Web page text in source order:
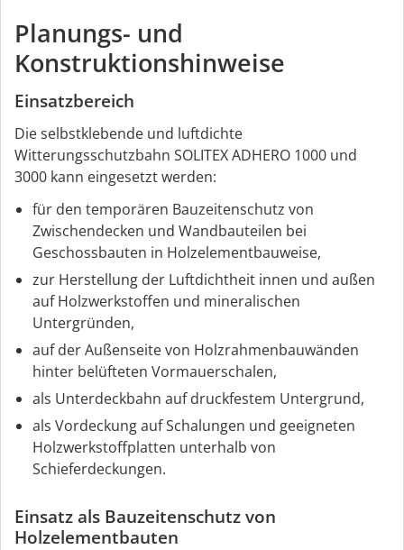
Planungs- und
Konstruktionshinweise
Einsatzbereich
Die selbstklebende und luftdichte
Witterungsschutzbahn SOLITEX ADHERO 1000 und
3000 kann eingesetzt werden:
für den temporären Bauzeitenschutz von
Zwischendecken und Wandbauteilen bei
Geschossbauten in Holzelementbauweise,
zur Herstellung der Luftdichtheit innen und außen
auf Holzwerkstoffen und mineralischen
Untergründen,
auf der Außenseite von Holzrahmenbauwänden
hinter belüfteten Vormauerschalen,
als Unterdeckbahn auf druckfestem Untergrund,
als Vordeckung auf Schalungen und geeigneten
Holzwerkstoffplatten unterhalb von
Schieferdeckungen.
Einsatz als Bauzeitenschutz von
Holzelementbauten